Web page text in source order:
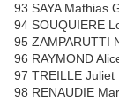
93 SAYA Mathias
94 SOUQUIERE
95 ZAMPARUTTI
96 RAYMOND
97 TREILLE Juliet
98 RENAUDIE